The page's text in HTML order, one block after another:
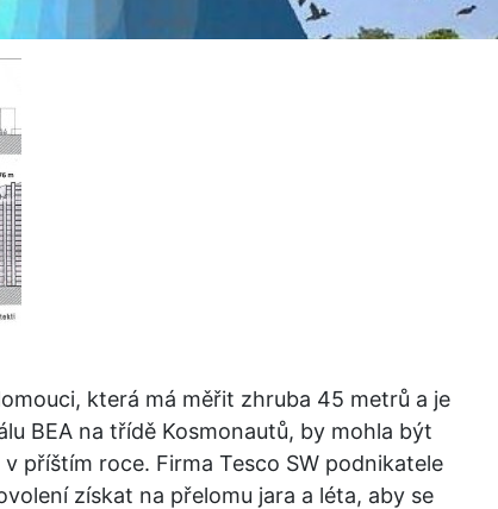
která má měřit zhruba 45 metrů a je
BEA na třídě Kosmonautů, by mohla být
příštím roce. Firma Tesco SW podnikatele
získat na přelomu jara a léta, aby se